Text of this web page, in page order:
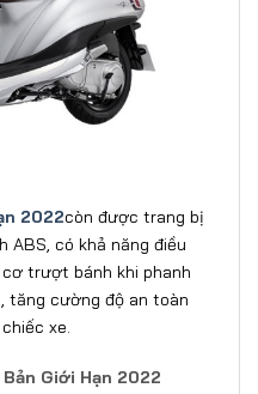
2022còn được trang bị
ABS, có khả năng điều
trượt bánh khi phanh
tăng cường độ an toàn
xe.
Giới Hạn 2022